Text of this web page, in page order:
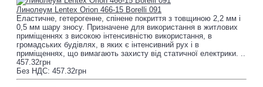
Линолеум Lentex Orion 466-15 Borelli 091
Еластичне, гетерогенне, спінене покриття з товщиною 2,2 мм і
0,5 мм шару зносу. Призначене для використання в житлових
приміщеннях з високою інтенсивністю використання, в
громадських будівлях, в яких є інтенсивний рух і в
приміщеннях, що вимагають захисту від статичної електрики. ..
457.32грн
Без НДС: 457.32грн